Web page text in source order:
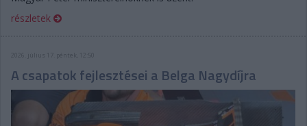
részletek
2026. július 17. péntek, 12:50
A csapatok fejlesztései a Belga Nagydíjra